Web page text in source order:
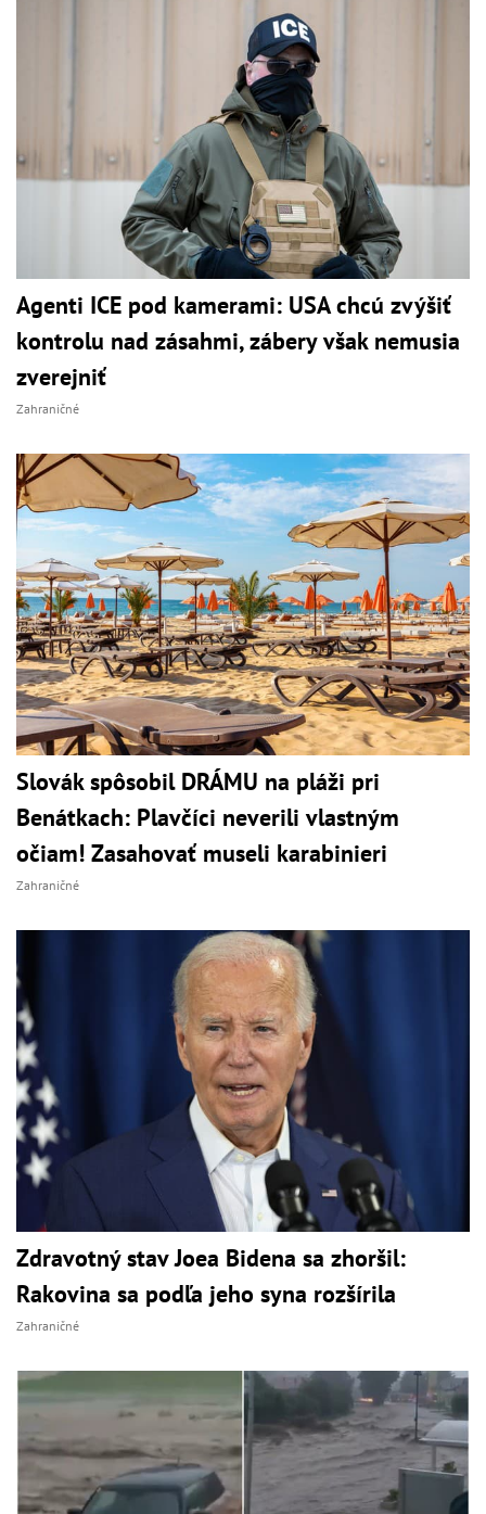
Agenti ICE pod kamerami: USA chcú zvýšiť
kontrolu nad zásahmi, zábery však nemusia
zverejniť
Zahraničné
Slovák spôsobil DRÁMU na pláži pri
Benátkach: Plavčíci neverili vlastným
očiam! Zasahovať museli karabinieri
Zahraničné
Zdravotný stav Joea Bidena sa zhoršil:
Rakovina sa podľa jeho syna rozšírila
Zahraničné